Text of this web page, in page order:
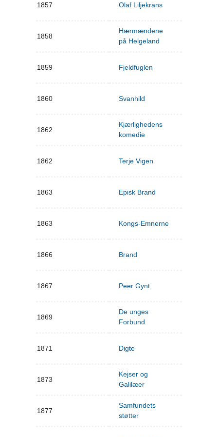
1857 Olaf Liljekrans
1858
Hærmændene
på Helgeland
1859 Fjeldfuglen
1860 Svanhild
1862
Kjærlighedens
komedie
1862 Terje Vigen
1863 Episk Brand
1863 Kongs-Emnerne
1866 Brand
1867 Peer Gynt
1869
De unges
Forbund
1871 Digte
1873
Kejser og
Galilæer
1877
Samfundets
støtter